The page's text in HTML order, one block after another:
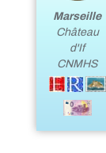
Marseille
Château
d'If
CNMHS